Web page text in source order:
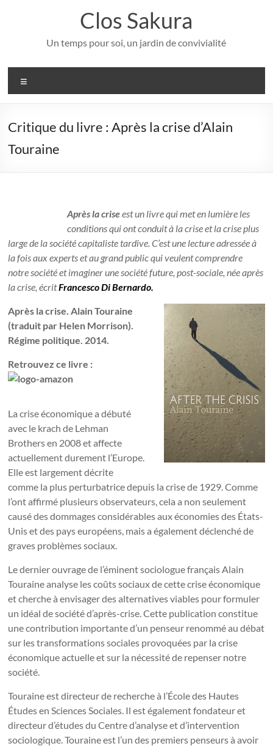
Clos Sakura
Un temps pour soi, un jardin de convivialité
Critique du livre : Après la crise d’Alain
Touraine
Après la criseest un livre qui met en lumière les
conditions qui ont conduit à la crise et la crise plus
large de la société capitaliste tardive. C’est une lecture adressée à
la fois aux experts et au grand public qui veulent comprendre
notre société et imaginer une société future, post-sociale, née après
la crise, écritFrancesco Di Bernardo.
Après la crise. Alain Touraine
(traduit par Helen Morrison).
Régime politique. 2014.
Retrouvez ce livre :
La crise économique a débuté
avec le krach de Lehman
Brothers en 2008 et affecte
actuellement durement l’Europe.
Elle est largement décrite
comme la plus perturbatrice depuis la crise de 1929. Comme
l’ont affirmé plusieurs observateurs, cela a non seulement
causé des dommages considérables aux économies des États-
Unis et des pays européens, mais a également déclenché de
graves problèmes sociaux.
Le dernier ouvrage de l’éminent sociologue français Alain
Touraine analyse les coûts sociaux de cette crise économique
et cherche à envisager des alternatives viables pour formuler
un idéal de société d’après-crise. Cette publication constitue
une contribution importante d’un penseur renommé au débat
sur les transformations sociales provoquées par la crise
économique actuelle et sur la nécessité de repenser notre
société.
Touraine est directeur de recherche à l’École des Hautes
Études en Sciences Sociales. Il est également fondateur et
directeur d’études du Centre d’analyse et d’intervention
sociologique. Touraine est l’un des premiers penseurs à avoir